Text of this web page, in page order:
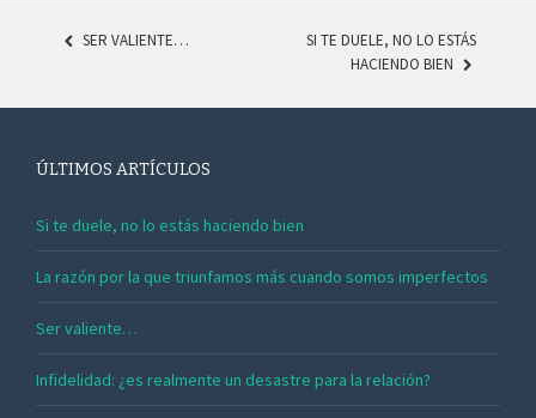
SER VALIENTE…
SI TE DUELE, NO LO ESTÁS
HACIENDO BIEN
ÚLTIMOS ARTÍCULOS
Si te duele, no lo estás haciendo bien
La razón por la que triunfamos más cuando somos imperfectos
Ser valiente…
Infidelidad: ¿es realmente un desastre para la relación?